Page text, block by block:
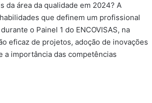
da área da qualidade em 2024? A
que definem um profissional
o Painel 1 do ENCOVISAS, na
eficaz de projetos, adoção de inovações
importância das competências